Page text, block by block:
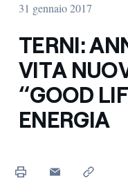
31 gennaio 2017
TERNI:
VITA
“GOOD
ENERGIA